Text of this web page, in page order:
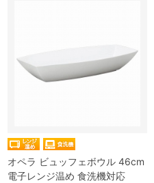
オペラ ビュッフェボウル 46cm
電子レンジ温め 食洗機対応